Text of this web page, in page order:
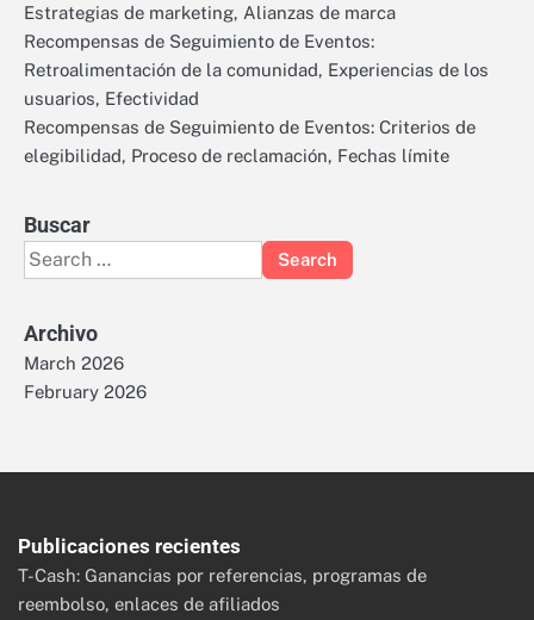
Estrategias de marketing, Alianzas de marca
Recompensas de Seguimiento de Eventos:
Retroalimentación de la comunidad, Experiencias de los
usuarios, Efectividad
Recompensas de Seguimiento de Eventos: Criterios de
elegibilidad, Proceso de reclamación, Fechas límite
Buscar
Search
for:
Archivo
March 2026
February 2026
Publicaciones recientes
T-Cash: Ganancias por referencias, programas de
reembolso, enlaces de afiliados